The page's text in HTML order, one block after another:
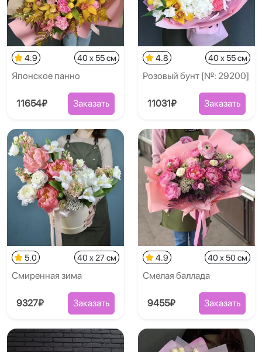
4.9 40 x 55 см
Японское панно
11654₽ Заказать
4.8 40 x 55 см
Розовый бунт [№: 29200]
11031₽ Заказать
5.0 40 x 27 см
Смиренная зима
9327₽ Заказать
4.9 40 x 50 см
Смелая баллада
9455₽ Заказать